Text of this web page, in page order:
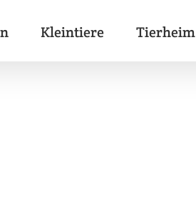
Kleintiere Tierheim